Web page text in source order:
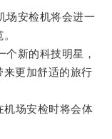
安检机将会进一
新的科技明星，
更加舒适的旅行
场安检时将会体